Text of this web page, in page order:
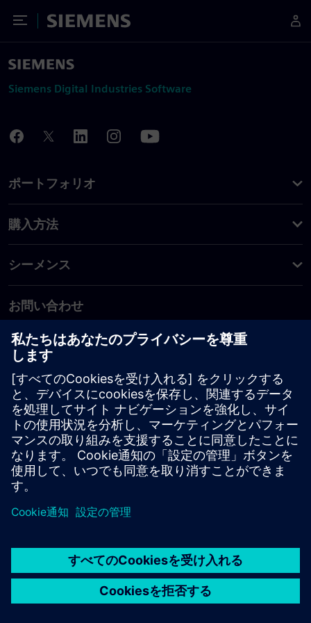
Toggle Menu
Siemens
Siemens Digital Industries Software
ポートフォリオ
購入方法
シーメンス
お問い合わせ
PLM製品のお問い合わせ
EDA製品のお問い合わせ
世界各地の事業拠点
サポート・センター
ご意見・ご要望
違法コピーの連絡先
© Siemens2026
タル・ミレニアム著作権法 (DMCA)
内部通報